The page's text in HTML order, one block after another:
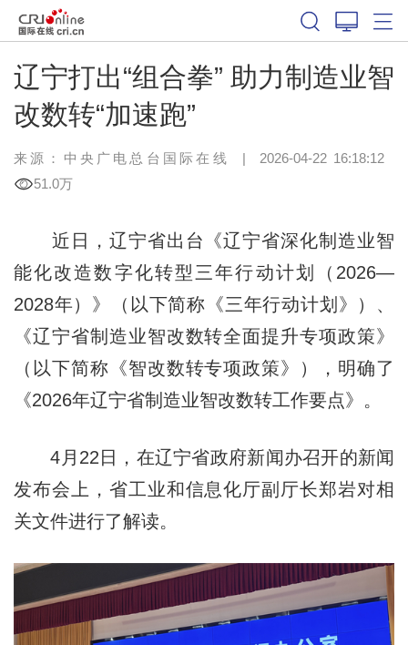
辽宁打出“组合拳” 助力制造业智
改数转“加速跑”
来源：中央广电总台国际在线 | 2026-04-22 16:18:12
51.0万
近日，辽宁省出台《辽宁省深化制造业智
能化改造数字化转型三年行动计划（2026—
2028年）》（以下简称《三年行动计划》）、
《辽宁省制造业智改数转全面提升专项政策》
（以下简称《智改数转专项政策》），明确了
《2026年辽宁省制造业智改数转工作要点》。
4月22日，在辽宁省政府新闻办召开的新闻
发布会上，省工业和信息化厅副厅长郑岩对相
关文件进行了解读。